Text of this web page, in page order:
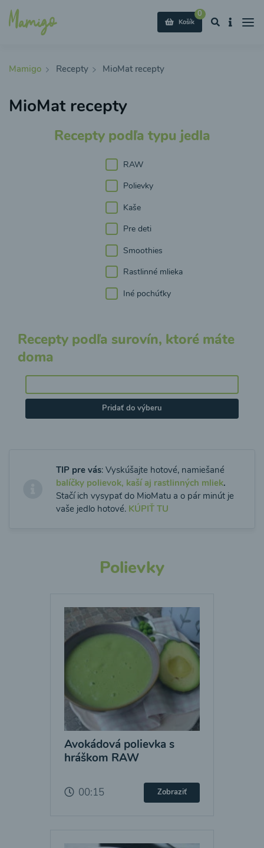
0
Košík
Mamigo Recepty MioMat recepty
MioMat recepty
Recepty podľa typu jedla
RAW
Polievky
Kaše
Pre deti
Smoothies
Rastlinné mlieka
Iné pochúťky
Recepty podľa surovín, ktoré máte
doma
Pridať do výberu
TIP pre vás: Vyskúšajte hotové, namiešané
balíčky polievok, kaší aj rastlinných mliek.
Stačí ich vysypať do MioMatu a o pár minút je
vaše jedlo hotové. KÚPIŤ TU
Polievky
Avokádová polievka s
hráškom RAW
00:15 Zobraziť